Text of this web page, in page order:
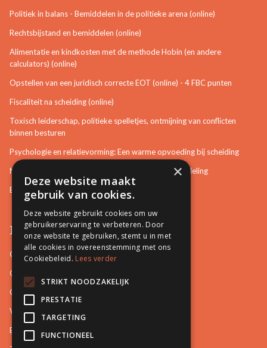
Politiek in balans - Bemiddelen in de politieke arena (online)
Rechtsbijstand en bemiddelen (online)
Alimentatie en kindkosten met de methode Hobin (en andere
calculators) (online)
Opstellen van een juridisch correcte EOT (online) - 4 FBC punten
Fiscaliteit na scheiding (online)
Toxisch leiderschap, politieke spelletjes, ontmijning van conflicten
binnen besturen
Psychologie en relatievorming: Een warme opvoeding bij scheiding
Neurotisch of afwijkend gedrag herkennen in bemiddeling
Bemiddeling in bouwzaken
Pro Mediation
Contact
Over ons
Onze docenten
Video's
Blog
×
Deze website maakt
gebruik van cookies.
Deze website gebruikt cookies om uw
gebruikerservaring te verbeteren. Door
onze website te gebruiken, stemt u in met
alle cookies in overeenstemming met ons
Cookiebeleid. Lees verder
STRIKT NOODZAKELIJK
PRESTATIE
TARGETING
FUNCTIONEEL